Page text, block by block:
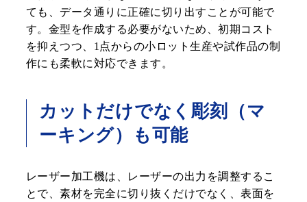
ても、データ通りに正確に切り出すことが可能で
す。金型を作成する必要がないため、初期コスト
を抑えつつ、1点からの小ロット生産や試作品の制
作にも柔軟に対応できます。
カットだけでなく彫刻（マ
ーキング）も可能
レーザー加工機は、レーザーの出力を調整するこ
とで、素材を完全に切り抜くだけでなく、表面を